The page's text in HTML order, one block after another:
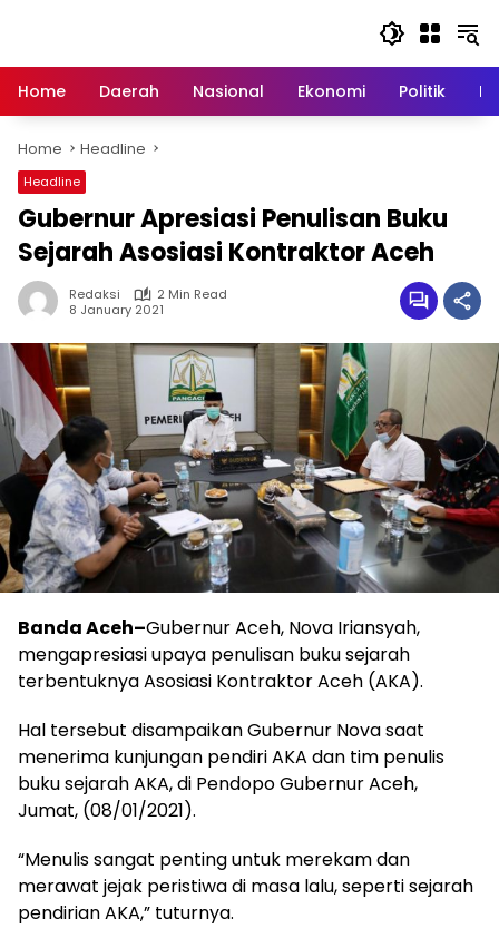
Home
Daerah Nasional Ekonomi Politik
Home Headline
Headline
Gubernur Apresiasi Penulisan Buku
Sejarah Asosiasi Kontraktor Aceh
Redaksi
2 Min Read
8 January 2021
Banda Aceh–Gubernur Aceh, Nova Iriansyah,
mengapresiasi upaya penulisan buku sejarah
terbentuknya Asosiasi Kontraktor Aceh (AKA).
Hal tersebut disampaikan Gubernur Nova saat
menerima kunjungan pendiri AKA dan tim penulis
buku sejarah AKA, di Pendopo Gubernur Aceh,
Jumat, (08/01/2021).
“Menulis sangat penting untuk merekam dan
merawat jejak peristiwa di masa lalu, seperti sejarah
pendirian AKA,” tuturnya.